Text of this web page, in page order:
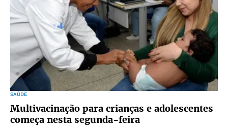
SAÚDE
Multivacinação para crianças e adolescentes
começa nesta segunda-feira